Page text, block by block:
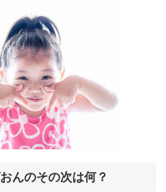
んのその次は何？